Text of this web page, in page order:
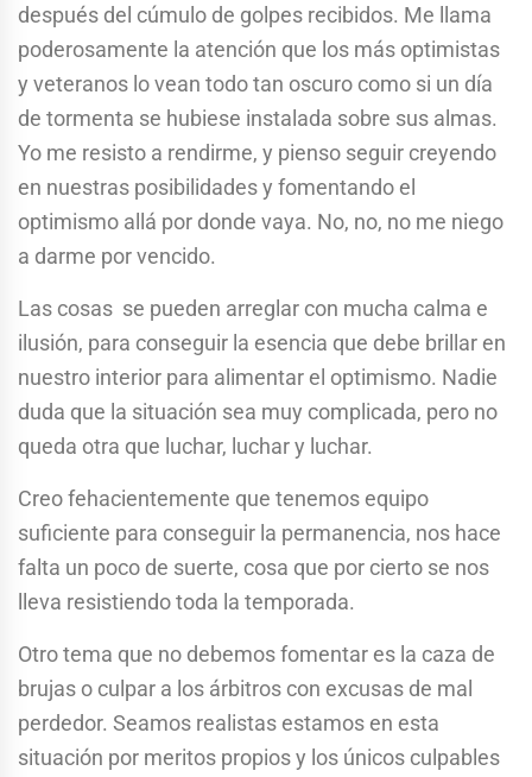
después del cúmulo de golpes recibidos. Me llama
poderosamente la atención que los más optimistas
y veteranos lo vean todo tan oscuro como si un día
de tormenta se hubiese instalada sobre sus almas.
Yo me resisto a rendirme, y pienso seguir creyendo
en nuestras posibilidades y fomentando el
optimismo allá por donde vaya. No, no, no me niego
a darme por vencido.
Las cosas se pueden arreglar con mucha calma e
ilusión, para conseguir la esencia que debe brillar en
nuestro interior para alimentar el optimismo. Nadie
duda que la situación sea muy complicada, pero no
queda otra que luchar, luchar y luchar.
Creo fehacientemente que tenemos equipo
suficiente para conseguir la permanencia, nos hace
falta un poco de suerte, cosa que por cierto se nos
lleva resistiendo toda la temporada.
Otro tema que no debemos fomentar es la caza de
brujas o culpar a los árbitros con excusas de mal
perdedor. Seamos realistas estamos en esta
situación por meritos propios y los únicos culpables